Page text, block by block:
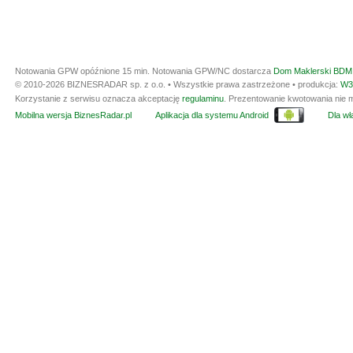
Notowania GPW opóźnione 15 min. Notowania GPW/NC dostarcza Dom Maklerski
© 2010-2026 BIZNESRADAR sp. z o.o. • Wszystkie prawa zastrzeżone • produkcja:
Korzystanie z serwisu oznacza akceptację regulaminu . Prezentowanie kwotowania
Mobilna wersja BiznesRadar.pl
Aplikacja dla systemu Android Dla